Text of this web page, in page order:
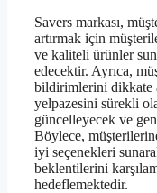
Savers markası,
artırmak için
ve kaliteli ürünler
edecektir. Ayrıca,
bildirimlerini dikkate
yelpazesini sürekli
güncelleyecek ve
Böylece,
iyi seçenekleri
beklentilerini
hedeflemektedir.